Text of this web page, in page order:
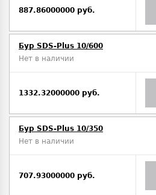
887.86000000 руб.
Бур SDS-Plus 10/600
Нет в наличии
1332.32000000 руб.
Бур SDS-Plus 10/350
Нет в наличии
707.93000000 руб.